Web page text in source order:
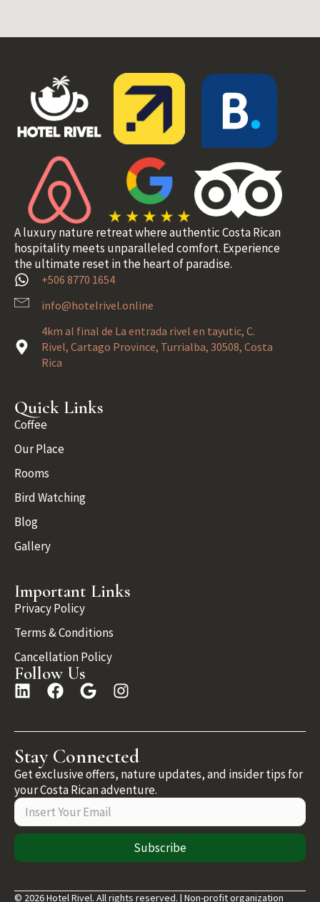
A luxury nature retreat where authentic Costa Rican
hospitality meets unparalleled comfort. Experience
the ultimate reset in the heart of paradise.
+506 8770 1654
info@hotelrivel.online
4km al final de La entrada rivel en tayutic, C.
Rivel, Cartago Province, Turrialba, 30508, Costa
Rica
Quick Links
Coffee
Our Place
Rooms
Bird Watching
Blog
Gallery
Important Links
Privacy Policy
Terms & Conditions
Cancellation Policy
Follow Us
Stay Connected
Get exclusive offers, nature updates, and insider tips for
your Costa Rican adventure.
Subscribe
© 2026 Hotel Rivel. All rights reserved. | Non-profit organization